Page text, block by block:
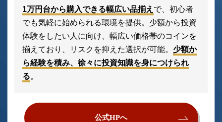
1万円台から購入できる幅広い品揃え で、初心者
でも気軽に始められる環境を提供。少額から投資
体験をしたい人に向け、幅広い価格帯のコインを
揃えており、リスクを抑えた選択が可能。 少額か
ら経験を積み、徐々に投資知識を身につけられ
る。
公式HPへ